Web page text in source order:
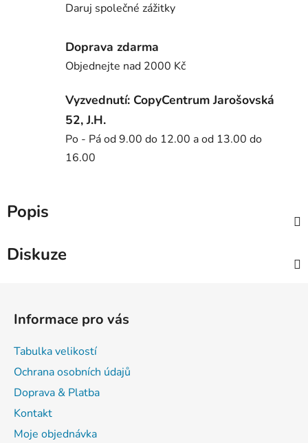
Daruj společné zážitky
Doprava zdarma
Objednejte nad 2000 Kč
Vyzvednutí: CopyCentrum Jarošovská
52, J.H.
Po - Pá od 9.00 do 12.00 a od 13.00 do
16.00
Popis
Diskuze
Informace pro vás
Tabulka velikostí
Ochrana osobních údajů
Doprava & Platba
Kontakt
Moje objednávka